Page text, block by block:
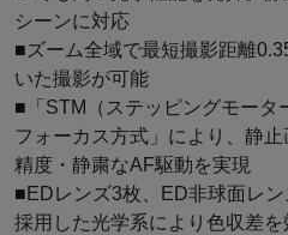
シーンに対応
■ズーム全域で最短撮影距離
いた撮影が可能
■「STM（ステッピングモータ
フォーカス方式」により、静
精度・静粛なAF駆動を実現
■EDレンズ3枚、ED非球面レ
採用した光学系により色収差を